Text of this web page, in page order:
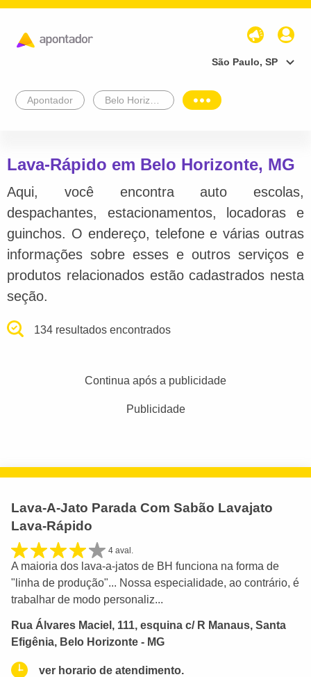
São Paulo, SP
Apontador
Lava-Rápido em Belo Horizonte, MG
Aqui, você encontra auto escolas,
despachantes, estacionamentos, locadoras e
guinchos. O endereço, telefone e várias outras
informações sobre esses e outros serviços e
produtos relacionados estão cadastrados nesta
seção.
134 resultados encontrados
Continua após a publicidade
Publicidade
Lava-A-Jato Parada Com Sabão Lavajato
Lava-Rápido
4 aval.
A maioria dos lava-a-jatos de BH funciona na forma de
"linha de produção"... Nossa especialidade, ao contrário, é
trabalhar de modo personaliz...
Rua Álvares Maciel, 111, esquina c/ R Manaus, Santa
Efigênia, Belo Horizonte - MG
ver horario de atendimento.